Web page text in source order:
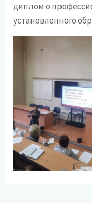
диплом о
установленного